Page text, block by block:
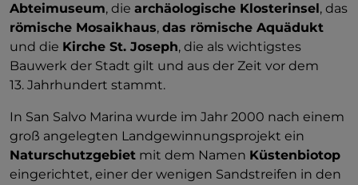
Abteimuseum, die archäologische Klosterinsel, das
römische Mosaikhaus, das römische Aquädukt
und die Kirche St. Joseph, die als wichtigstes
Bauwerk der Stadt gilt und aus der Zeit vor dem
13. Jahrhundert stammt.
In San Salvo Marina wurde im Jahr 2000 nach einem
groß angelegten Landgewinnungsprojekt ein
Naturschutzgebiet mit dem Namen Küstenbiotop
eingerichtet, einer der wenigen Sandstreifen in den